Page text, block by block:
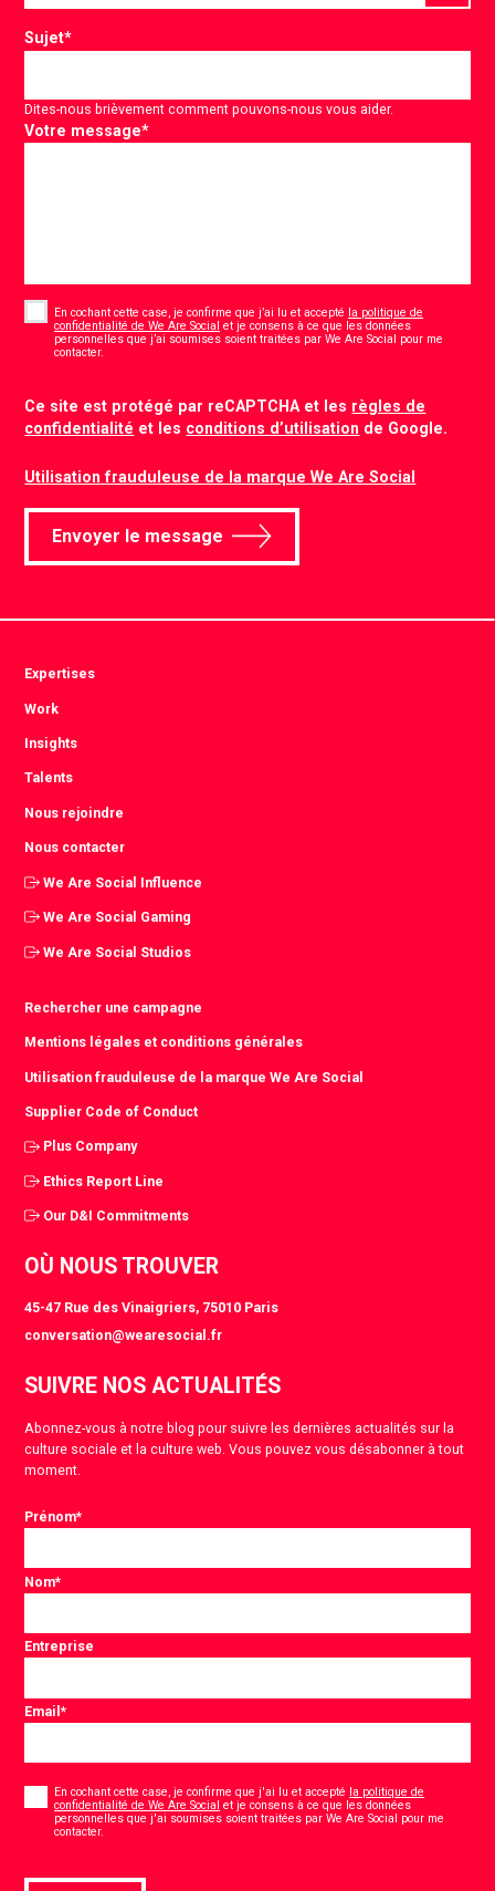
Sujet*
Dites-nous brièvement comment pouvons-nous vous aider.
Votre message*
En cochant cette case, je confirme que j’ai lu et accepté la politique de
confidentialité de We Are Social et je consens à ce que les données
personnelles que j’ai soumises soient traitées par We Are Social pour me
contacter.
Ce site est protégé par reCAPTCHA et les règles de
confidentialité et les conditions d’utilisation de Google.
Utilisation frauduleuse de la marque We Are Social
Envoyer le message
Expertises
Work
Insights
Talents
Nous rejoindre
Nous contacter
We Are Social Influence
We Are Social Gaming
We Are Social Studios
Rechercher une campagne
Mentions légales et conditions générales
Utilisation frauduleuse de la marque We Are Social
Supplier Code of Conduct
Plus Company
Ethics Report Line
Our D&I Commitments
OÙ NOUS TROUVER
45-47 Rue des Vinaigriers, 75010 Paris
conversation@wearesocial.fr
SUIVRE NOS ACTUALITÉS
Abonnez-vous à notre blog pour suivre les dernières actualités sur la
culture sociale et la culture web. Vous pouvez vous désabonner à tout
moment.
Prénom*
Nom*
Entreprise
Email*
En cochant cette case, je confirme que j'ai lu et accepté la politique de
confidentialité de We Are Social et je consens à ce que les données
personnelles que j'ai soumises soient traitées par We Are Social pour me
contacter.